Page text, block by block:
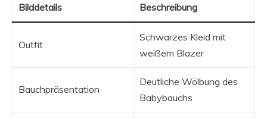
Bilddetails Beschreibung
Outfit
Schwarzes Kleid mit
weißem Blazer
Bauchpräsentation
Deutliche Wölbung des
Babybauchs